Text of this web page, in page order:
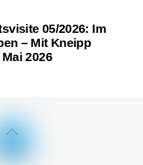
05/2026: Im
– Mit Kneipp
2026
Back
Top